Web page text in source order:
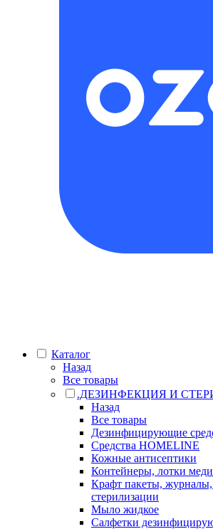
Каталог
Назад
Все товары
.ДЕЗИНФЕКЦИЯ И
Назад
Все товары
Дезинфицирующие
Средства HOMELINE
Кожные антисептики
Контейнеры, лотки
Крафт пакеты,
стерилизации
Мыло жидкое
Салфетки